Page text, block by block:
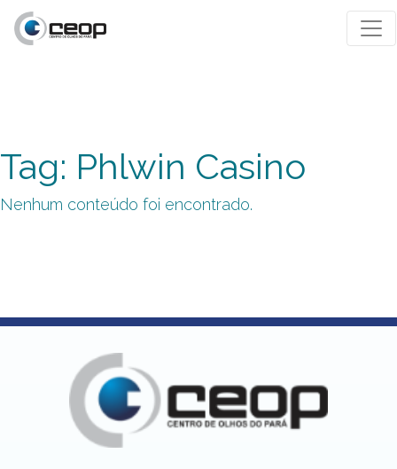
Tag: Phlwin Casino
Nenhum conteúdo foi encontrado.